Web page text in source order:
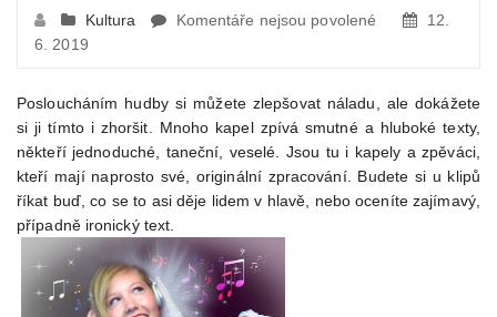
Kultura Komentáře nejsou povolené
Jací
zaručeně
12.
6. 2019
Posloucháním hudby si můžete zlepšovat náladu, ale dokážete
si ji tímto i zhoršit. Mnoho kapel zpívá smutné a hluboké texty,
někteří jednoduché, taneční, veselé. Jsou tu i kapely a zpěváci,
kteří mají naprosto své, originální zpracování. Budete si u klipů
říkat buď, co se to asi děje lidem v hlavě, nebo oceníte zajímavý,
případně ironický text.